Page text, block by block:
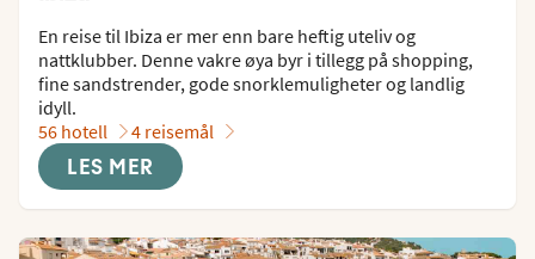
En reise til Ibiza er mer enn bare heftig uteliv og
nattklubber. Denne vakre øya byr i tillegg på shopping,
fine sandstrender, gode snorklemuligheter og landlig
idyll.
56 hotell
4 reisemål
LES MER